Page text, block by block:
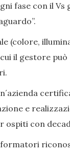
fase con il
(colore,
il gestore
e
ospiti con